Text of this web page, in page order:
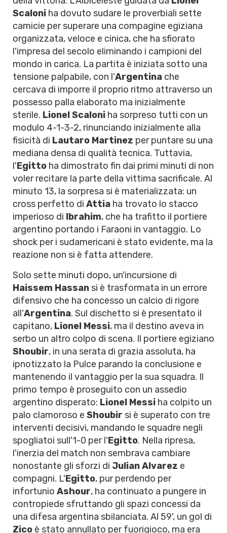
Scaloni ha dovuto sudare le proverbiali sette
camicie per superare una compagine egiziana
organizzata, veloce e cinica, che ha sfiorato
l'impresa del secolo eliminando i campioni del
mondo in carica. La partita è iniziata sotto una
tensione palpabile, con l'Argentina che
cercava di imporre il proprio ritmo attraverso un
possesso palla elaborato ma inizialmente
sterile. Lionel Scaloni ha sorpreso tutti con un
modulo 4-1-3-2, rinunciando inizialmente alla
fisicità di Lautaro Martinez per puntare su una
mediana densa di qualità tecnica. Tuttavia,
l'Egitto ha dimostrato fin dai primi minuti di non
voler recitare la parte della vittima sacrificale. Al
minuto 13, la sorpresa si è materializzata: un
cross perfetto di Attia ha trovato lo stacco
imperioso di Ibrahim, che ha trafitto il portiere
argentino portando i Faraoni in vantaggio. Lo
shock per i sudamericani è stato evidente, ma la
reazione non si è fatta attendere.
Solo sette minuti dopo, un'incursione di
Haissem Hassan si è trasformata in un errore
difensivo che ha concesso un calcio di rigore
all'Argentina. Sul dischetto si è presentato il
capitano, Lionel Messi, ma il destino aveva in
serbo un altro colpo di scena. Il portiere egiziano
Shoubir, in una serata di grazia assoluta, ha
ipnotizzato la Pulce parando la conclusione e
mantenendo il vantaggio per la sua squadra. Il
primo tempo è proseguito con un assedio
argentino disperato: Lionel Messi ha colpito un
palo clamoroso e Shoubir si è superato con tre
interventi decisivi, mandando le squadre negli
spogliatoi sull'1-0 per l'Egitto. Nella ripresa,
l'inerzia del match non sembrava cambiare
nonostante gli sforzi di Julian Alvarez e
compagni. L'Egitto, pur perdendo per
infortunio Ashour, ha continuato a pungere in
contropiede sfruttando gli spazi concessi da
una difesa argentina sbilanciata. Al 59', un gol di
Zico è stato annullato per fuorigioco, ma era